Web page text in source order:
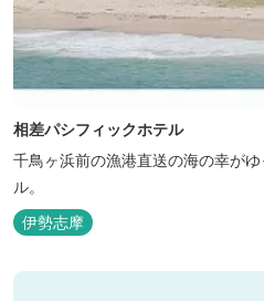
相差パシフィックホテル
千鳥ヶ浜前の漁港直送の海の幸が
ル。
伊勢志摩